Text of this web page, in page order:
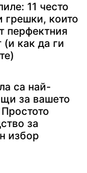
11 често
грешки, които
перфектния
(и как да ги
са най-
за вашето
за
избор